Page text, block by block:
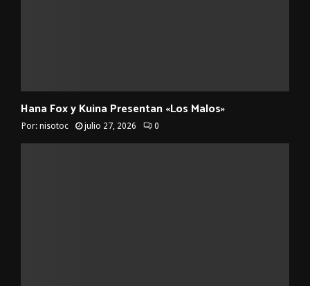
Hana Fox y Kuina Presentan «Los Malos»
Por: nisotoc julio 27, 2026 0